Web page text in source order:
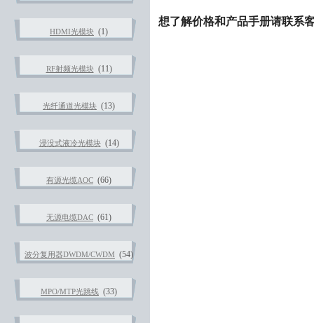
HDMI光模块 (1)
RF射频光模块(11)
光纤通道光模块 (13)
浸没式液冷光模块(14)
有源光缆AOC (66)
无源电缆DAC (61)
波分复用器DWDM/CWDM (54)
MPO/MTP光跳线 (33)
想了解价格和产品手册请联系